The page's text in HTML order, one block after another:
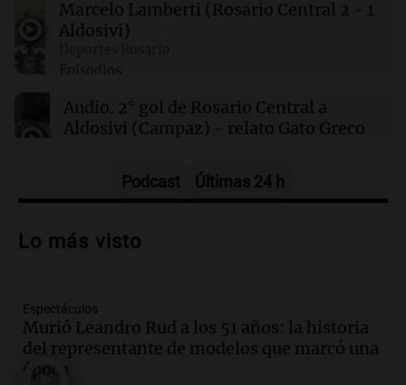
Clima en Mendoza: cómo estará el tiempo
Marcelo Lamberti (Rosario Central 2 - 1
Aldosivi)
Episodios
Audio. 2° gol de Rosario Central a
Aldosivi (Campaz) - relato Gato Greco
Audio.Nuevo desarrollo urbano y casa
en Villa María
Audio.
la Bulaya abrirá sus puertas mañana con
diversas actividades y sorpresas
Panorama Federal
Podcast Últimas 24 h
Lo más visto
Espectáculos
Murió Leandro Rud a los 51 años: la historia
del representante de modelos que marcó una
época